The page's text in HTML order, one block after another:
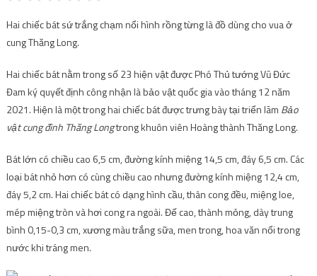
Hai chiếc bát sứ trắng chạm nổi hình rồng từng là đồ dùng cho vua ở
cung Thăng Long.
Hai chiếc bát nằm trong số 23 hiện vật được Phó Thủ tướng Vũ Đức
Đam ký quyết định công nhận là bảo vật quốc gia vào tháng 12 năm
2021. Hiện là một trong hai chiếc bát được trưng bày tại triển lãm Bảo
vật cung đình Thăng Longtrong khuôn viên Hoàng thành Thăng Long.
Bát lớn có chiều cao 6,5 cm, đường kính miệng 14,5 cm, đáy 6,5 cm. Các
loại bát nhỏ hơn có cùng chiều cao nhưng đường kính miệng 12,4 cm,
đáy 5,2 cm. Hai chiếc bát có dạng hình cầu, thân cong đều, miệng loe,
mép miệng tròn và hơi cong ra ngoài. Đế cao, thành mỏng, dày trung
bình 0,15-0,3 cm, xương màu trắng sữa, men trong, hoa văn nổi trong
nước khi tráng men.